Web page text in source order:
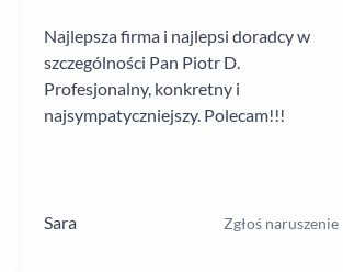
Najlepsza firma i najlepsi doradcy w
szczególności Pan Piotr D.
Profesjonalny, konkretny i
najsympatyczniejszy. Polecam!!!
Sara Zgłoś naruszenie